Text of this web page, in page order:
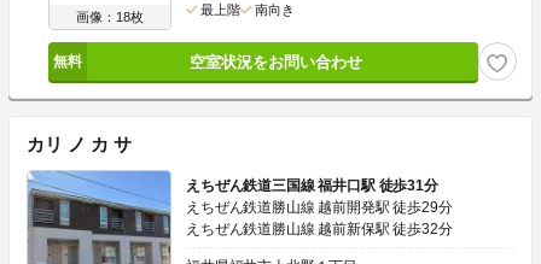
画像：18枚
最上階 南向き
空室状況をお問い合わせ
カリ ノ カ サ
えちぜん鉄道三国線 福井口駅 徒歩31分
えちぜん鉄道勝山線 越前開発駅 徒歩29分
えちぜん鉄道勝山線 越前新保駅 徒歩32分